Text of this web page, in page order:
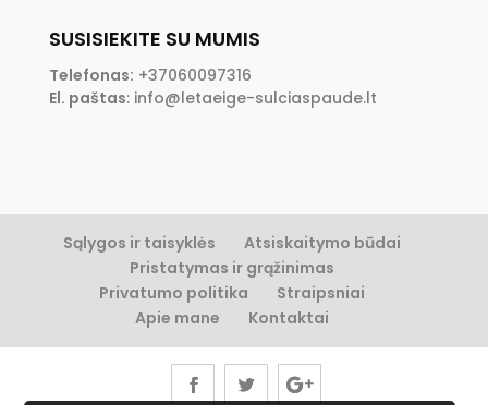
SUSISIEKITE SU MUMIS
Telefonas: +37060097316
El. paštas: info@letaeige-sulciaspaude.lt
Sąlygos ir taisyklės
Atsiskaitymo būdai
Pristatymas ir grąžinimas
Privatumo politika
Straipsniai
Apie mane
Kontaktai